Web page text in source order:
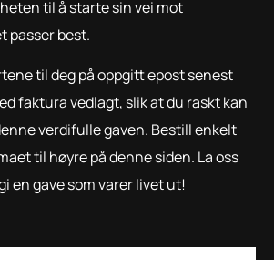
til å starte sin vei mot
passer best.
til deg på oppgitt epost senest
faktura vedlagt, slik at du raskt kan
verdifulle gaven. Bestill enkelt
til høyre på denne siden. La oss
en gave som varer livet ut!